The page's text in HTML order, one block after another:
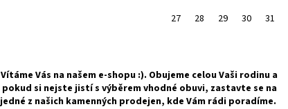
27
28 29 30 31
Vítáme Vás na našem e-shopu :). Obujeme celou Vaši rodinu a
pokud si nejste jistí s výběrem vhodné obuvi, zastavte se na
jedné z našich kamenných prodejen, kde Vám rádi poradíme.